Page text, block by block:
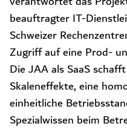
beauftragter IT-
Schweizer
Zugriff auf eine Prod-
Die JAA als SaaS
Skaleneffekte, eine
einheitliche
Spezialwissen beim